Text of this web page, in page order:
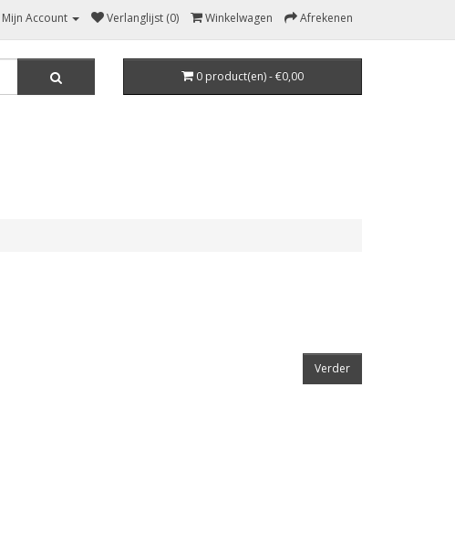
Mijn Account Verlanglijst (0) Winkelwagen Afrekenen
0 product(en) - €0,00
Verder